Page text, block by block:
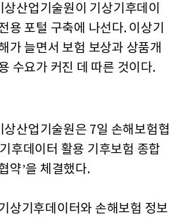
산업기술원이 기상기후데이
용 포털 구축에 나선다. 이상기
가 늘면서 보험 보상과 상품개
수요가 커진 데 따른 것이다.
산업기술원은 7일 손해보험협
후데이터 활용 기후보험 종합
약’을 체결했다.
상기후데이터와 손해보험 정보